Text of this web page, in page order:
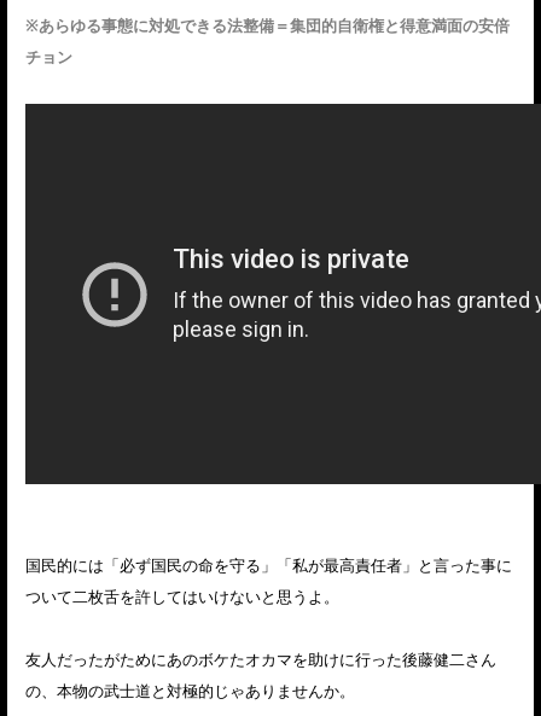
※あらゆる事態に対処できる法整備＝集団的自衛権と得意満面の安倍
チョン
国民的には「必ず国民の命を守る」「私が最高責任者」と言った事に
ついて二枚舌を許してはいけないと思うよ。
友人だったがためにあのボケたオカマを助けに行った後藤健二さん
の、本物の武士道と対極的じゃありませんか。